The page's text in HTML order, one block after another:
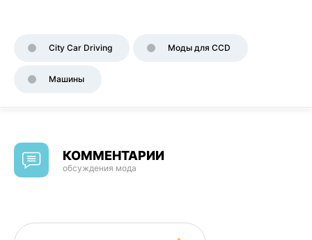
City Car Driving Моды для CCD
Машины
КОММЕНТАРИИ
обсуждения мода